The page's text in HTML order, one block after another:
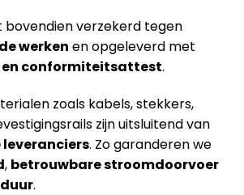
bovendien verzekerd tegen
werken en opgeleverd met
conformiteitsattest.
zoals kabels, stekkers,
zijn uitsluitend van
. Zo garanderen we
, betrouwbare stroomdoorvoer
.